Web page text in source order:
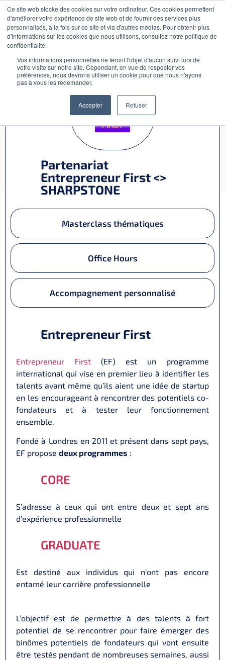
Ce site web stocke des cookies sur votre ordinateur. Ces cookies permettent
d'améliorer votre expérience de site web et de fournir des services plus
personnalisés, à la fois sur ce site et via d'autres médias. Pour obtenir plus
d'informations sur les cookies que nous utilisons, consultez notre politique de
confidentialité.
Vos informations personnelles ne feront l'objet d'aucun suivi lors de
votre visite sur notre site. Cependant, en vue de respecter vos
préférences, nous devrons utiliser un cookie pour que nous n'ayons
pas à vous les redemander.
Accepter Refuser
Equipe
CONTACT
PARTENAIRE IDÉATION
Partenariat
Entrepreneur First <>
SHARPSTONE
Masterclass thématiques
Office Hours
Accompagnement personnalisé
Entrepreneur First
Entrepreneur First (EF) est un programme
international qui vise en premier lieu à identifier les
talents avant même qu’ils aient une idée de startup
en les encourageant à rencontrer des potentiels co-
fondateurs et à tester leur fonctionnement
ensemble.
Fondé à Londres en 2011 et présent dans sept pays,
EF proposedeux programmes :
CORE
S’adresse à ceux qui ont entre deux et sept ans
d’expérience professionnelle
GRADUATE
Est destiné aux individus qui n’ont pas encore
entamé leur carrière professionnelle
L’objectif est de permettre à des talents à fort
potentiel de se rencontrer pour faire émerger des
binômes potentiels de fondateurs qui vont ensuite
être testés pendant de nombreuses semaines, aussi